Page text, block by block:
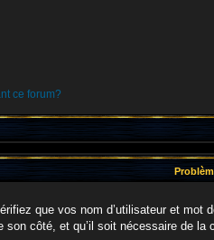
ce forum?
que vos nom d’utilisateur et
côté, et qu’il soit nécessaire de la